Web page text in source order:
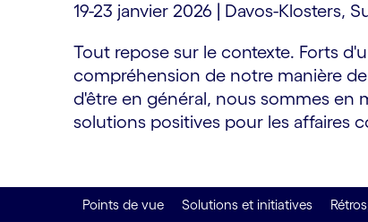
19-23 janvier 2026 | Davos-Klosters,
Tout repose sur le contexte. Forts
compréhension de notre manière
d'être en général, nous sommes en
solutions positives pour les affaires
Points de vue Solutions et initiatives